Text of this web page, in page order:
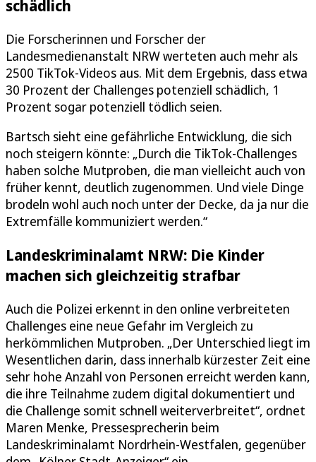
schädlich
Die Forscherinnen und Forscher der
Landesmedienanstalt NRW werteten auch mehr als
2500 TikTok-Videos aus. Mit dem Ergebnis, dass etwa
30 Prozent der Challenges potenziell schädlich, 1
Prozent sogar potenziell tödlich seien.
Bartsch sieht eine gefährliche Entwicklung, die sich
noch steigern könnte: „Durch die TikTok-Challenges
haben solche Mutproben, die man vielleicht auch von
früher kennt, deutlich zugenommen. Und viele Dinge
brodeln wohl auch noch unter der Decke, da ja nur die
Extremfälle kommuniziert werden.“
Landeskriminalamt NRW: Die Kinder
machen sich gleichzeitig strafbar
Auch die Polizei erkennt in den online verbreiteten
Challenges eine neue Gefahr im Vergleich zu
herkömmlichen Mutproben. „Der Unterschied liegt im
Wesentlichen darin, dass innerhalb kürzester Zeit eine
sehr hohe Anzahl von Personen erreicht werden kann,
die ihre Teilnahme zudem digital dokumentiert und
die Challenge somit schnell weiterverbreitet“, ordnet
Maren Menke, Pressesprecherin beim
Landeskriminalamt Nordrhein-Westfalen, gegenüber